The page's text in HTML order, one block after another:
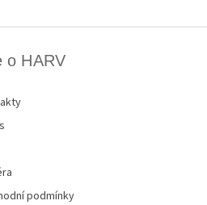
o HARV
podmínky